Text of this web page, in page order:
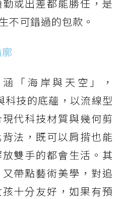
或出差都能勝任，是
不可錯過的包款。
「海岸與天空」，
技的底蘊，以流線型
代科技材質與幾何剪
法，既可以肩揹也能
雙手的都會生活。其
帶點藝術美學，對追
十分友好，如果有預